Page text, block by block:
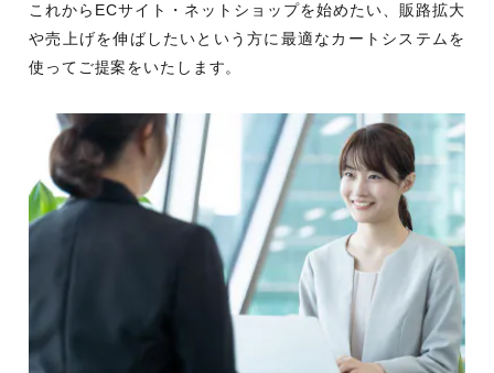
これからECサイト・ネットショップを始めたい、販路拡大
や売上げを伸ばしたいという方に最適なカートシステムを
使ってご提案をいたします。